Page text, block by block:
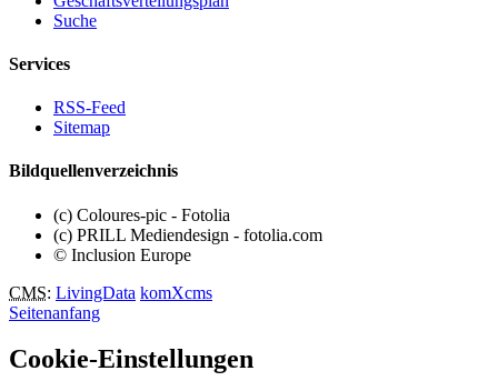
Suche
Services
RSS-Feed
Sitemap
Bildquellenverzeichnis
(c) Coloures-pic - Fotolia
(c) PRILL Mediendesign - fotolia.com
© Inclusion Europe
CMS: LivingData komXcms
Seitenanfang
Cookie-Einstellungen